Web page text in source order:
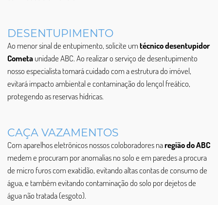
DESENTUPIMENTO
Ao menor sinal de entupimento, solicite umtécnico desentupidor
Cometaunidade ABC. Ao realizar o serviço de desentupimento
nosso especialista tomará cuidado com a estrutura do imóvel,
evitará impacto ambiental e contaminação do lençol freático,
protegendo as reservas hídricas.
CAÇA VAZAMENTOS
Com aparelhos eletrônicos nossos coloboradores naregião do ABC
medem e procuram por anomalias no solo e em paredes a procura
de micro furos com exatidão, evitando altas contas de consumo de
água, e também evitando contaminação do solo por dejetos de
água não tratada (esgoto).